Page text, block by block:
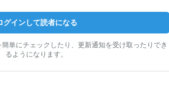
グインして読者になる
単にチェックしたり、更新通知を受け取ったりでき
るようになります。